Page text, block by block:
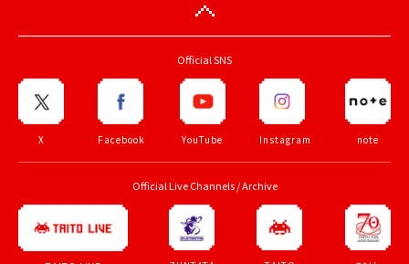
Official SNS
X Facebook YouTube Instagram note
Official Live Channels / Archive